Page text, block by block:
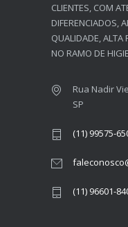
CLIENTES, COM
DIFERENCIADOS,
QUALIDADE, ALTA
NO RAMO DE
Rua Nadir
SP
(11) 99575-
(11) 96601-